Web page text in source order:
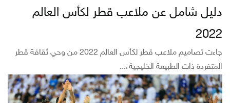
دليل شامل عن ملاعب قطر لكأس العالم
2022
جاءت تصاميم ملاعب قطر لكأس العالم 2022 من وحي ثقافة قطر
المتفردة ذات الطبيعة الخليجية،...